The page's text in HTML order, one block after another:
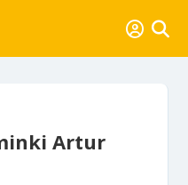
Artur